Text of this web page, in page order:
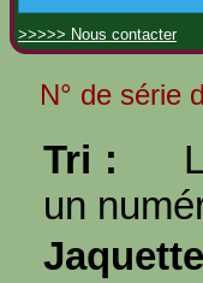
>>>>> Nous contacter
N° de série
Tri :
un